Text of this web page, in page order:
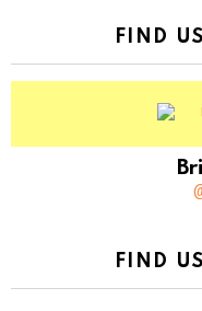
FIND
FIND